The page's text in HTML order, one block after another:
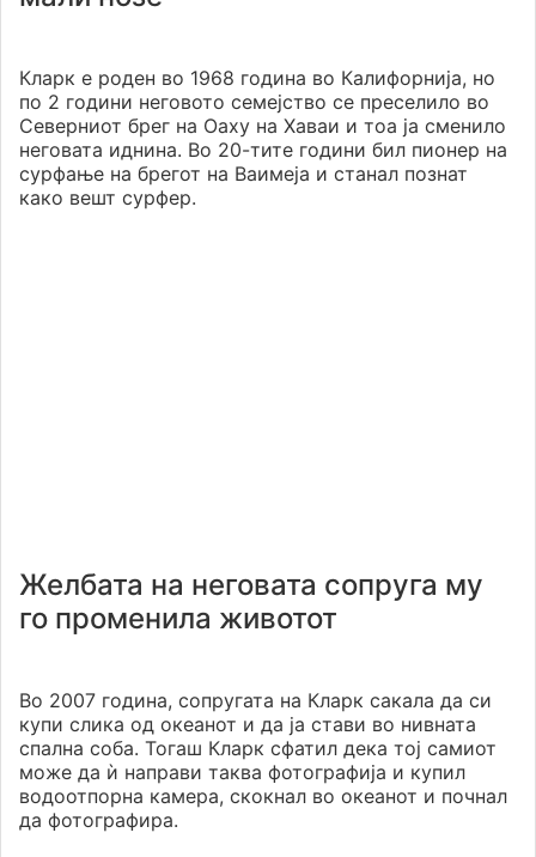
Кларк е роден во 1968 година во Калифорнија, но
по 2 години неговото семејство се преселило во
Северниот брег на Оаху на Хаваи и тоа ја сменило
неговата иднина. Во 20-тите години бил пионер на
сурфање на брегот на Ваимеја и станал познат
како вешт сурфер.
Желбата на неговата сопруга му
го променила животот
Во 2007 година, сопругата на Кларк сакала да си
купи слика од океанот и да ја стави во нивната
спална соба. Тогаш Кларк сфатил дека тој самиот
може да ѝ направи таква фотографија и купил
водоотпорна камера, скокнал во океанот и почнал
да фотографира.